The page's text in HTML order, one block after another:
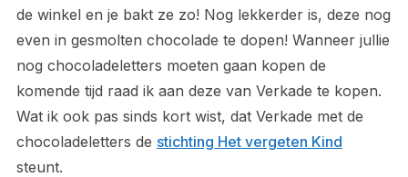
de winkel en je bakt ze zo! Nog lekkerder is, deze nog
even in gesmolten chocolade te dopen! Wanneer jullie
nog chocoladeletters moeten gaan kopen de
komende tijd raad ik aan deze van Verkade te kopen.
Wat ik ook pas sinds kort wist, dat Verkade met de
chocoladeletters de stichting Het vergeten Kind
steunt.